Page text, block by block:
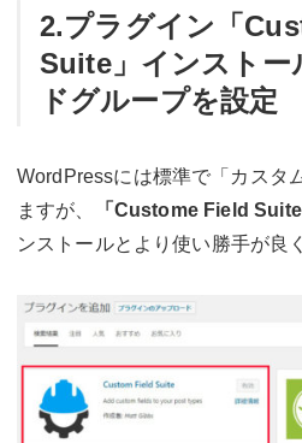
2.プラグイン「
Suite」インストー
ドグループを設定
WordPressには標準で「カスタ
ますが、
「Custome Field Suite
ンストールとより使い勝手が良